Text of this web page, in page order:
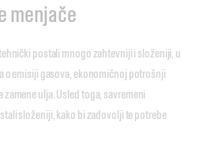
menjače
postali mnogo zahtevniji i složeniji, u
o emisiji gasova, ekonomičnoj potrošnji
ulja. Usled toga, savremeni
složeniji, kako bi zadovolji te potrebe